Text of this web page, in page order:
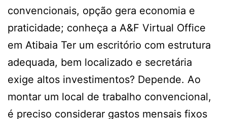
convencionais, opção gera economia e
praticidade; conheça a A&F Virtual Office
em Atibaia Ter um escritório com estrutura
adequada, bem localizado e secretária
exige altos investimentos? Depende. Ao
montar um local de trabalho convencional,
é preciso considerar gastos mensais fixos